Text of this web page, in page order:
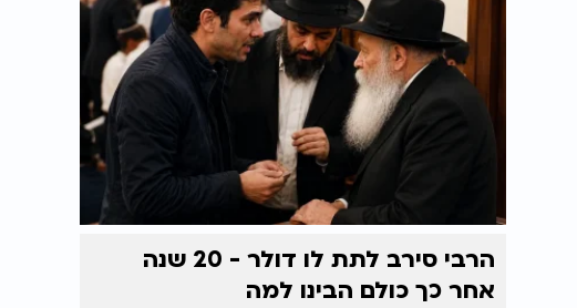
הרבי סירב לתת לו דולר - 20 שנה
אחר כך כולם הבינו למה